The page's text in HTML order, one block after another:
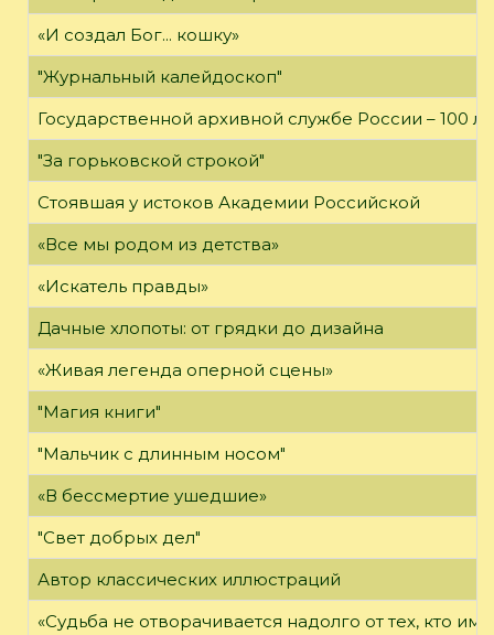
«И создал Бог... кошку»
"Журнальный калейдоскоп"
Государственной архивной службе России – 100
"За горьковской строкой"
Стоявшая у истоков Академии Российской
«Все мы родом из детства»
«Искатель правды»
Дачные хлопоты: от грядки до дизайна
«Живая легенда оперной сцены»
"Магия книги"
"Мальчик с длинным носом"
«В бессмертие ушедшие»
"Свет добрых дел"
Автор классических иллюстраций
«Судьба не отворачивается надолго от тех, кто